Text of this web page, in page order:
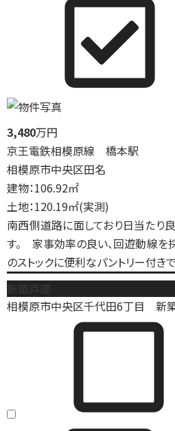
3,480万円
京王電鉄相模原線 橋本駅
相模原市中央区田名
建物：106.92㎡
土地：120.19㎡(実測)
南西側道路に面しており日当たり
す。 家事効率の良い、回遊動線
のストックに便利なパントリー付きで
相模原市中央区千代田6丁目 新